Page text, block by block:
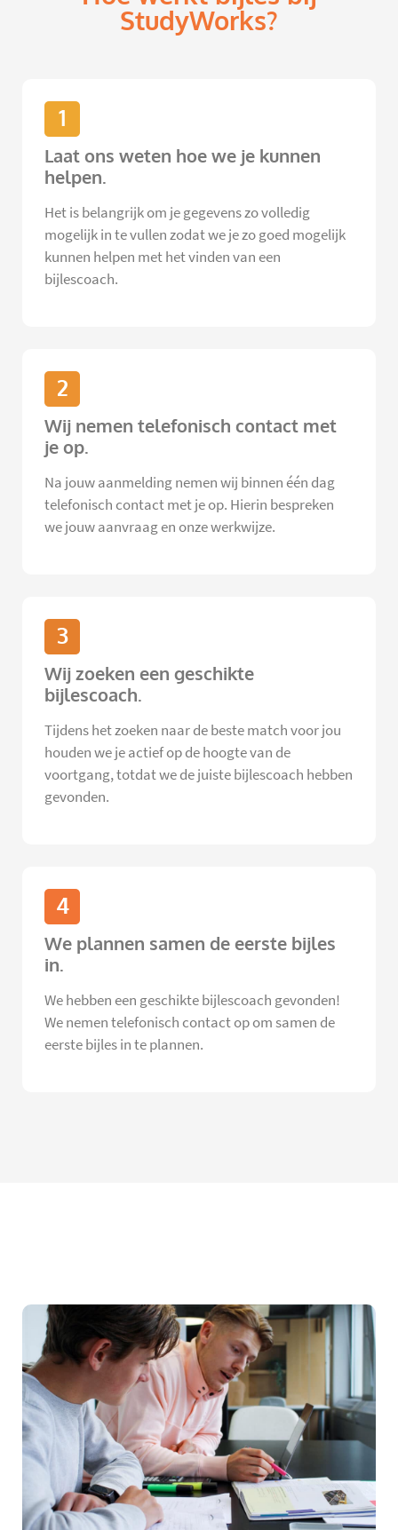
StudyWorks?
1
Laat ons weten hoe we je kunnen
helpen.
Het is belangrijk om je gegevens zo volledig
mogelijk in te vullen zodat we je zo goed mogelijk
kunnen helpen met het vinden van een
bijlescoach.
2
Wij nemen telefonisch contact met
je op.
Na jouw aanmelding nemen wij binnen één dag
telefonisch contact met je op. Hierin bespreken
we jouw aanvraag en onze werkwijze.
3
Wij zoeken een geschikte
bijlescoach.
Tijdens het zoeken naar de beste match voor jou
houden we je actief op de hoogte van de
voortgang, totdat we de juiste bijlescoach hebben
gevonden.
4
We plannen samen de eerste bijles
in.
We hebben een geschikte bijlescoach gevonden!
We nemen telefonisch contact op om samen de
eerste bijles in te plannen.